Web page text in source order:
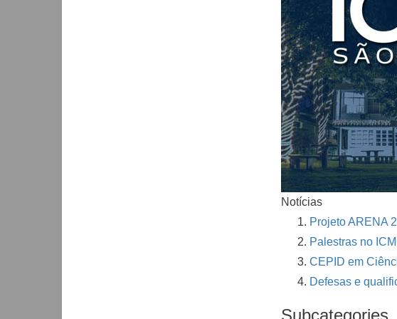
Notícias
Projeto ARENA
Palestras no
CEPID em
Defesas e
Subcategories